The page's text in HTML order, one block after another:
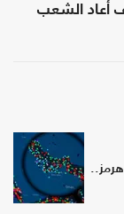
أعاد الشعب